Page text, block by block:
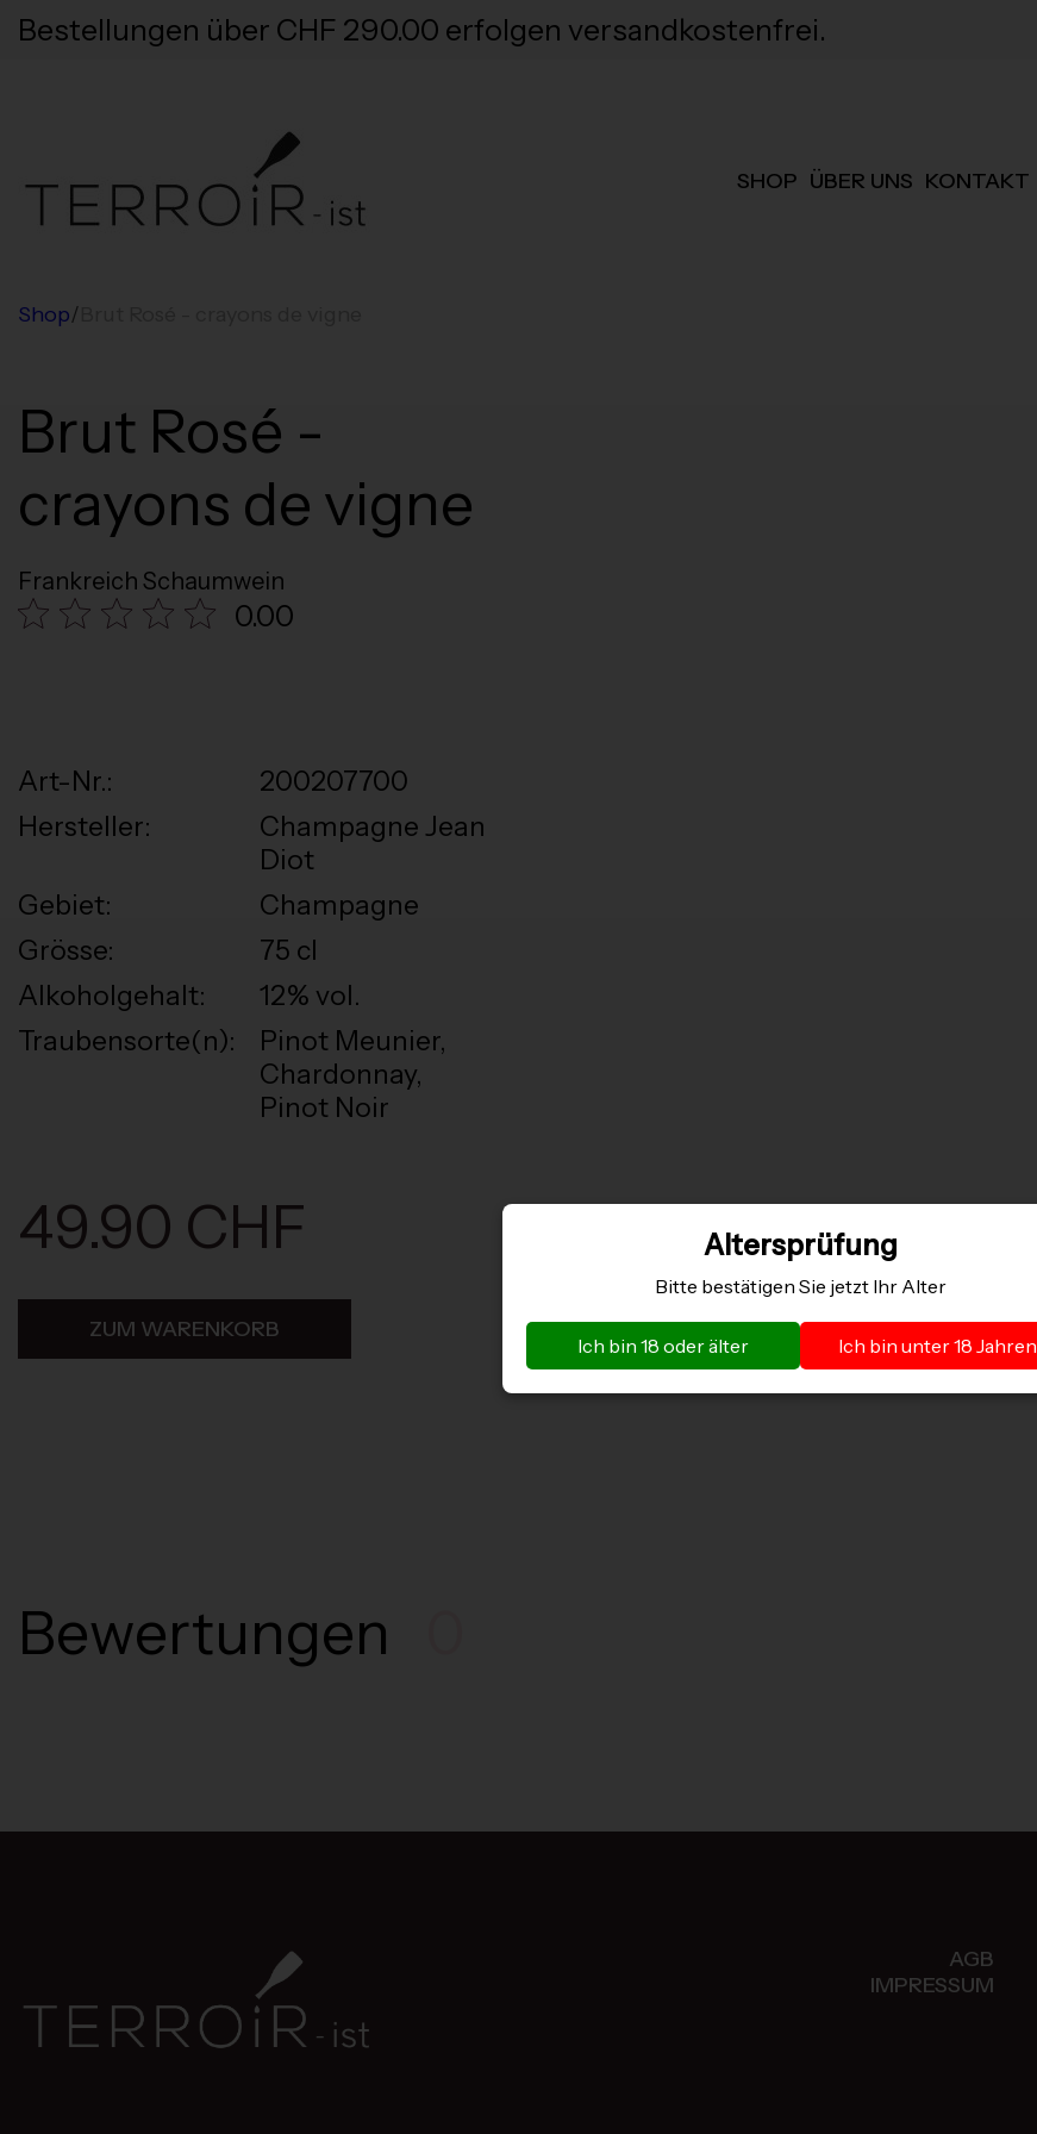
Altersprüfung
Bitte bestätigen Sie jetzt Ihr Alter
Ich bin 18 oder älter Ich bin unter 18 Jahren
Bestellungen über CHF 290.00 erfolgen versandkostenfrei.
SHOP ÜBER UNS KONTAKT
Shop/
Brut Rosé -
crayons de vigne
Frankreich Schaumwein
0.00
Art-Nr.:
200207700
Hersteller:
Champagne Jean
Diot
Gebiet:
Champagne
Grösse:
75 cl
Alkoholgehalt:
12% vol.
Traubensorte(n):
Pinot Meunier,
Chardonnay,
Pinot Noir
49.90 CHF
ZUM WARENKORB
Bewertungen
AGB
IMPRESSUM